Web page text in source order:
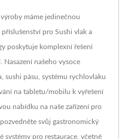
máme jedinečnou
pro Sushi vlak a
poskytuje komplexní řešení
našeho vysoce
pásu, systému rychlovlaku
na tabletu/mobilu k vyřešení
nabídku na naše zařízení pro
svůj gastronomický
systémy pro restaurace, včetně